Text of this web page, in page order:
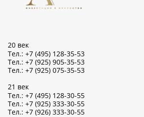
20 век
Тел.: +7 (495) 128-35-53
Тел.: +7 (925) 905-35-53
Тел.: +7 (925) 075-35-53
21 век
Тел.: +7 (495) 128-30-55
Тел.: +7 (925) 333-30-55
Тел.: +7 (926) 333-30-55